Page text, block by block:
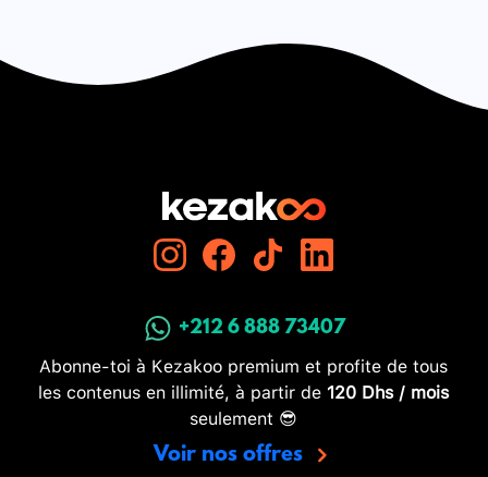
+212 6 888 73407
Abonne-toi à Kezakoo premium et profite de tous
les contenus en illimité, à partir de 120 Dhs / mois
seulement 😎
Voir nos offres